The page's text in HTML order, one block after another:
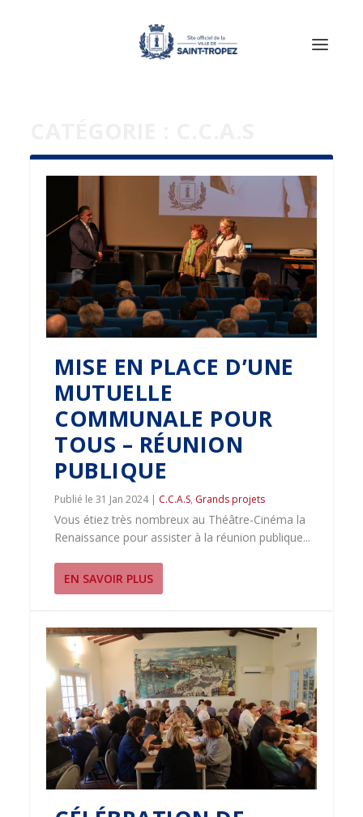
MISE EN PLACE D’UNE
MUTUELLE
COMMUNALE POUR
TOUS – RÉUNION
PUBLIQUE
31 Jan 2024| C.C.A.S, Grands projets
Vous étiez très nombreux au Théâtre-Cinéma la
Renaissance pour assister à la réunion publique...
EN SAVOIR PLUS